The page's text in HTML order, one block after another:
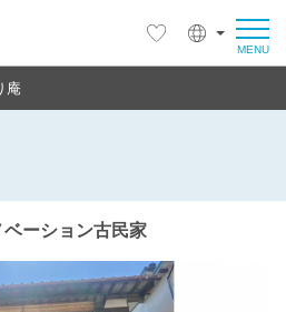
庵
ーション古民家